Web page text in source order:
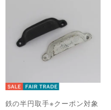
鉄の半円取手※クーポン対象